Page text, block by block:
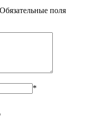
Обязательные поля
*